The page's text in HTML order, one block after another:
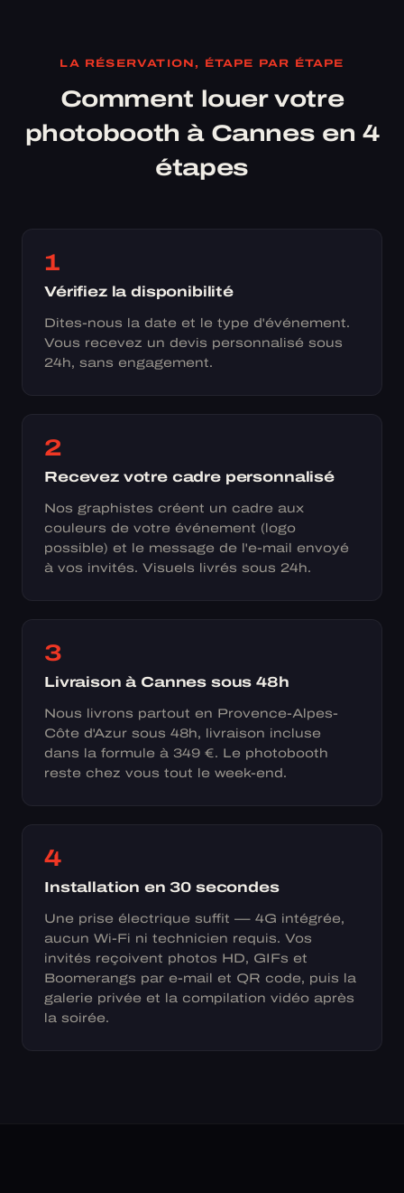
LA RÉSERVATION, ÉTAPE PAR ÉTAPE
Comment louer votre
photobooth à Cannes en 4
étapes
1
Vérifiez la disponibilité
Dites-nous la date et le type d'événement.
Vous recevez un devis personnalisé sous
24h, sans engagement.
2
Recevez votre cadre personnalisé
Nos graphistes créent un cadre aux
couleurs de votre événement (logo
possible) et le message de l'e-mail envoyé
à vos invités. Visuels livrés sous 24h.
3
Livraison à Cannes sous 48h
Nous livrons partout en Provence-Alpes-
Côte d'Azur sous 48h, livraison incluse
dans la formule à 349 €. Le photobooth
reste chez vous tout le week-end.
4
Installation en 30 secondes
Une prise électrique suffit — 4G intégrée,
aucun Wi-Fi ni technicien requis. Vos
invités reçoivent photos HD, GIFs et
Boomerangs par e-mail et QR code, puis la
galerie privée et la compilation vidéo après
la soirée.